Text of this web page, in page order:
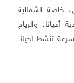
خاصة الشمالية
والرياح
تنشط أحيانا